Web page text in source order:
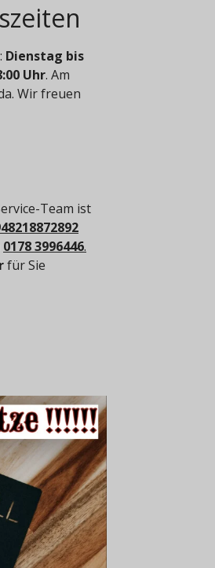
Dienstag bis
Uhr. Am
Wir freuen
Team ist
0178 3996446.
für Sie